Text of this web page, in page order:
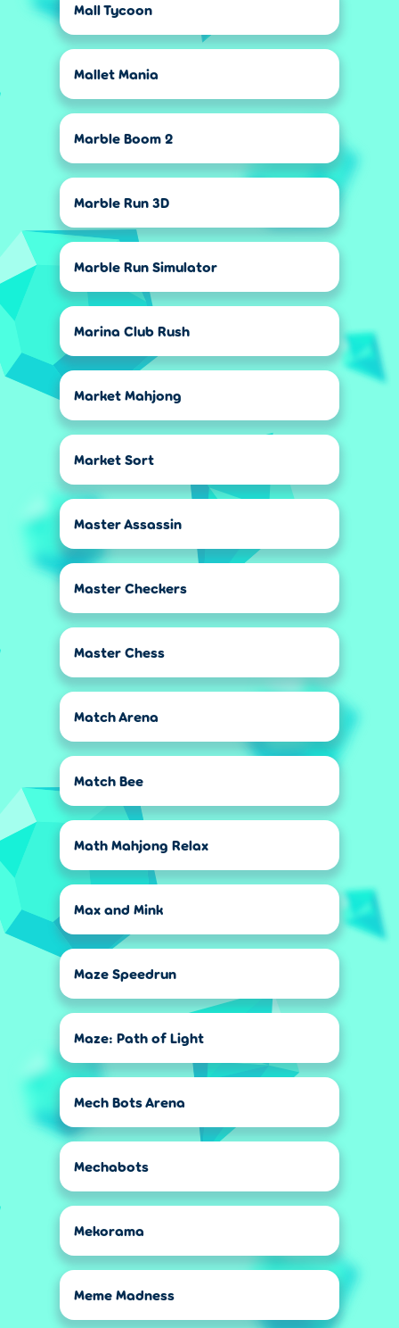
Mall Tycoon
Mallet Mania
Marble Boom 2
Marble Run 3D
Marble Run Simulator
Marina Club Rush
Market Mahjong
Market Sort
Master Assassin
Master Checkers
Master Chess
Match Arena
Match Bee
Math Mahjong Relax
Max and Mink
Maze Speedrun
Maze: Path of Light
Mech Bots Arena
Mechabots
Mekorama
Meme Madness